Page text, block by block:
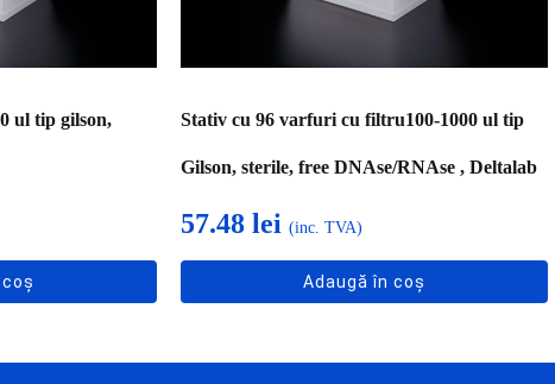
ul tip gilson, Stativ cu 96 varfuri cu filtru100-1000 ul tip
Gilson, sterile, free DNAse/RNAse , Deltalab
57.48 lei (inc. TVA)
Adaugă în coș